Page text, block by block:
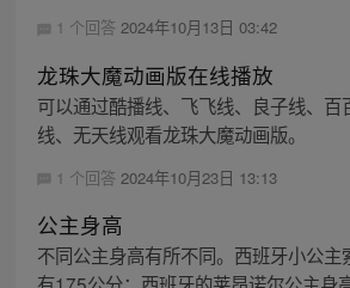
1 个回答 2024年10月13日 03:42
龙珠大魔动画版在线播放
可以通过酷播线、飞飞线、良子线、百
线、无天线观看龙珠大魔动画版。
1 个回答 2024年10月23日 13:13
公主身高
不同公主身高有所不同。西班牙小公主